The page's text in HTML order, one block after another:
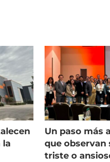
la
Un paso más
que observan
triste o